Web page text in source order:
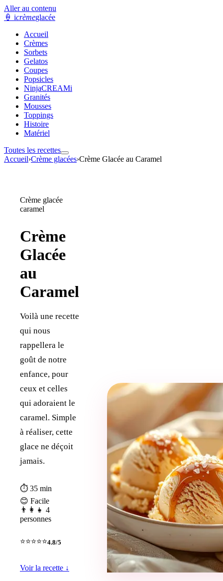
Aller au contenu
🍦 icrèmeglacée
Accueil
Crèmes
Sorbets
Gelatos
Coupes
Popsicles
NinjaCREAMi
Granités
Mousses
Toppings
Histoire
Matériel
Toutes les recettes
Accueil›Crème glacées›Crème Glacée au Caramel
Crème glacée
caramel
Crème
Glacée
au
Caramel
Voilà une recette
qui nous
rappellera le
goût de notre
enfance, pour
ceux et celles
qui adoraient le
caramel. Simple
à réaliser, cette
glace ne déçoit
jamais.
⏱ 35 min
😊 Facile
👨‍👩‍👧 4
personnes
⭐⭐⭐⭐⭐4.8/5
Voir la recette ↓